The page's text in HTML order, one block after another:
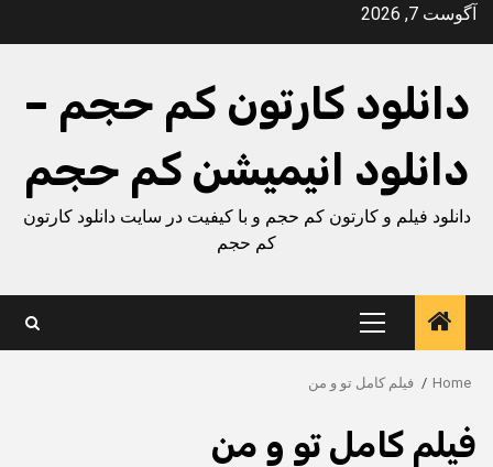
Skipآگوست 7, 2026
دانلود کارتون کم حجم –
دانلود انیمیشن کم حجم
دانلود فیلم و کارتون کم حجم و با کیفیت در سایت دانلود کارتون
کم حجم
Primary
Menu
Home فیلم کامل تو و من
فیلم کامل تو و من